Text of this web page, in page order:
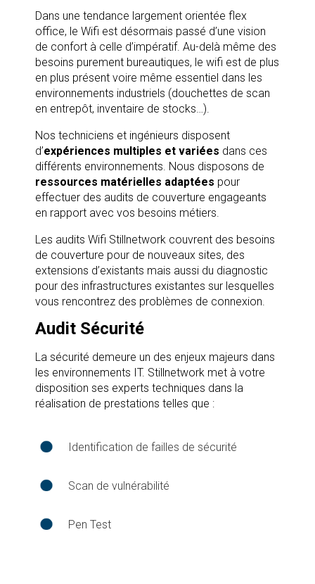
Dans une tendance largement orientée flex
office, le Wifi est désormais passé d’une vision
de confort à celle d’impératif. Au-delà même des
besoins purement bureautiques, le wifi est de plus
en plus présent voire même essentiel dans les
environnements industriels (douchettes de scan
en entrepôt, inventaire de stocks…).
Nos techniciens et ingénieurs disposent
d’expériences multiples et variées dans ces
différents environnements. Nous disposons de
ressources matérielles adaptées pour
effectuer des audits de couverture engageants
en rapport avec vos besoins métiers.
Les audits Wifi Stillnetwork couvrent des besoins
de couverture pour de nouveaux sites, des
extensions d’existants mais aussi du diagnostic
pour des infrastructures existantes sur lesquelles
vous rencontrez des problèmes de connexion.
Audit Sécurité
La sécurité demeure un des enjeux majeurs dans
les environnements IT. Stillnetwork met à votre
disposition ses experts techniques dans la
réalisation de prestations telles que :
Identification de failles de sécurité
Scan de vulnérabilité
Pen Test